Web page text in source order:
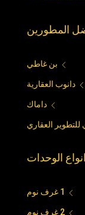
المطورين
بن غاطي
دانوب العقارية
داماك
العقاري
انواع الوحدات
1 غرف نوم
2 غرف نوم